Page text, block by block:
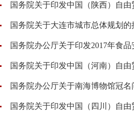
国务院关于印发中国（陕西）自
国务院关于大连市城市总体规划的
国务院办公厅关于印发2017年食
国务院关于印发中国（河南）自
国务院办公厅关于南海博物馆冠名
国务院关于印发中国（四川）自